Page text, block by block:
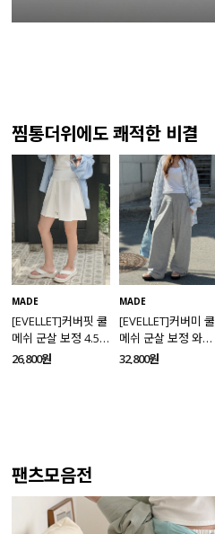
찜통더위에도 쾌적한 비결
MADE
[EVELLET]커버핏 쿨
메쉬 군살 보정 4.5부
밴딩팬츠
26,800원
MADE
[EVELLET]커버미 쿨
메쉬 군살 보정 와이
드 밴딩팬츠
32,800원
팬츠모음전